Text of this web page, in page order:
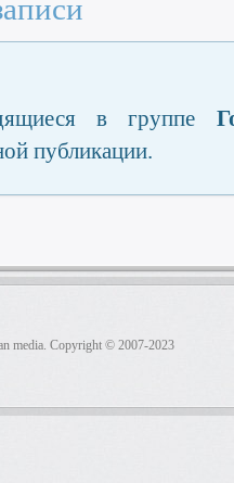
в группе
публикации.
media. Copyright © 2007-2023